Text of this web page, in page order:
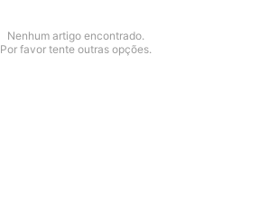
Nenhum artigo encontrado.
Por favor tente outras opções.